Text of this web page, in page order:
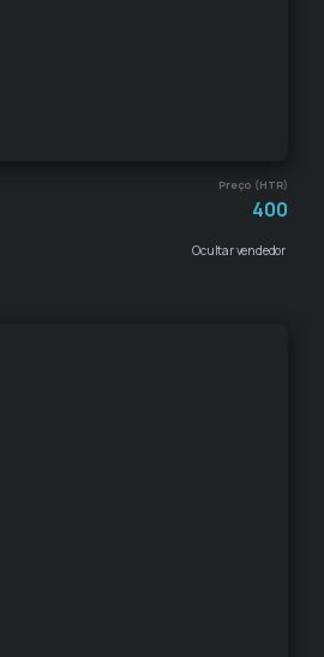
Preço (HTR)
400
Ocultar vendedor